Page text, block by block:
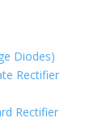
Diodes)
Rectifier
Rectifier